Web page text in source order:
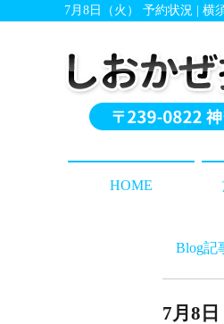
7月8日（火） 予約状況 |
HOME
Blog記
7月8